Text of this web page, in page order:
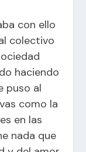
con ello
colectivo
haciendo
puso al
como la
en las
nada que